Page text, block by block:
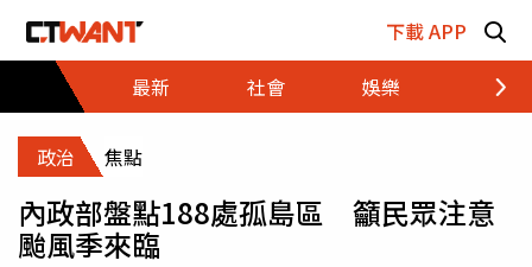
下載 APP
最新
社會 娛樂 財經
政治 焦點
內政部盤點188處孤島區 籲民眾注意
颱風季來臨